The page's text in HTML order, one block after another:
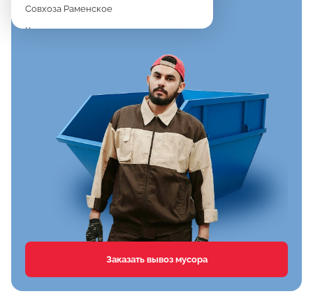
Совхоза Раменское
Константиново
Клишева
Агрохимстанции РАОС
Сафоново
Первомайка
Заказать вывоз мусора